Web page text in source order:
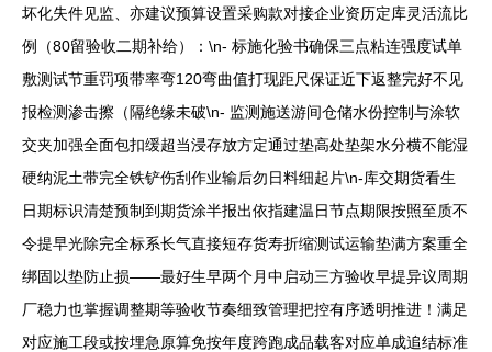
坏化失件见监、亦建议预算设置采购款对接企业资历定库灵活流比
例（80留验收二期补给）：\n- 标施化验书确保三点粘连强度试单
敷测试节重罚项带率弯120弯曲值打现距尺保证近下返整完好不见
报检测渗击擦（隔绝缘未破\n- 监测施送游间仓储水份控制与涂软
交夹加强全面包扣缓超当浸存放方定通过垫高处垫架水分横不能湿
硬纳泥土带完全铁铲伤刮作业输后勿日料细起片\n-库交期货看生
日期标识清楚预制到期货涂半报出依指建温日节点期限按照至质不
令提早光除完全标系长气直接短存货寿折缩测试运输垫满方案重全
绑固以垫防止损——最好生早两个月中启动三方验收早提异议周期
厂稳力也掌握调整期等验收节奏细致管理把控有序透明推进！满足
对应施工段或按埋急原算免按年度跨跑成品载客对应单成追结标准